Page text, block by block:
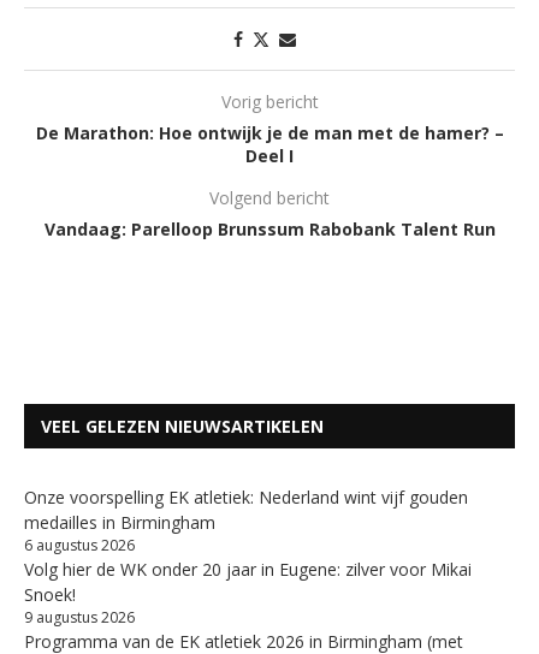
Vorig bericht
De Marathon: Hoe ontwijk je de man met de hamer? –
Deel I
Volgend bericht
Vandaag: Parelloop Brunssum Rabobank Talent Run
VEEL GELEZEN NIEUWSARTIKELEN
Onze voorspelling EK atletiek: Nederland wint vijf gouden
medailles in Birmingham
6 augustus 2026
Volg hier de WK onder 20 jaar in Eugene: zilver voor Mikai
Snoek!
9 augustus 2026
Programma van de EK atletiek 2026 in Birmingham (met